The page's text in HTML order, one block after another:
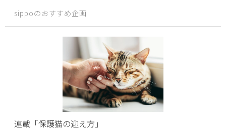
sippoのおすすめ企画
連載「保護猫の迎え方」